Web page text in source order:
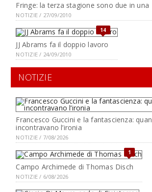
Fringe: la terza stagione sono due in una
NOTIZIE / 27/09/2010
14
JJ Abrams fa il doppio lavoro
NOTIZIE / 24/09/2010
NOTIZIE
Francesco Guccini e la fantascienza:
incontravano l’ironia
NOTIZIE / 7/08/2026
1
Campo Archimede di Thomas Disch
NOTIZIE / 6/08/2026